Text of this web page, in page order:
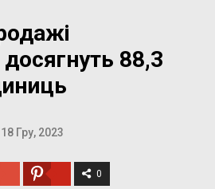
88,3
18 Гру, 2023
0